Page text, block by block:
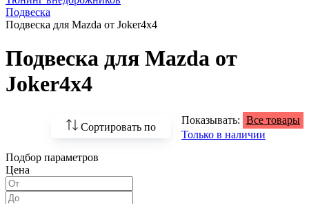
Подвеска
Подвеска для Mazda от Joker4x4
Подвеска для Mazda от
Joker4x4
Сортировать по
По возрастанию
Показывать: Все товары
Только в наличии
Подбор параметров
Цена